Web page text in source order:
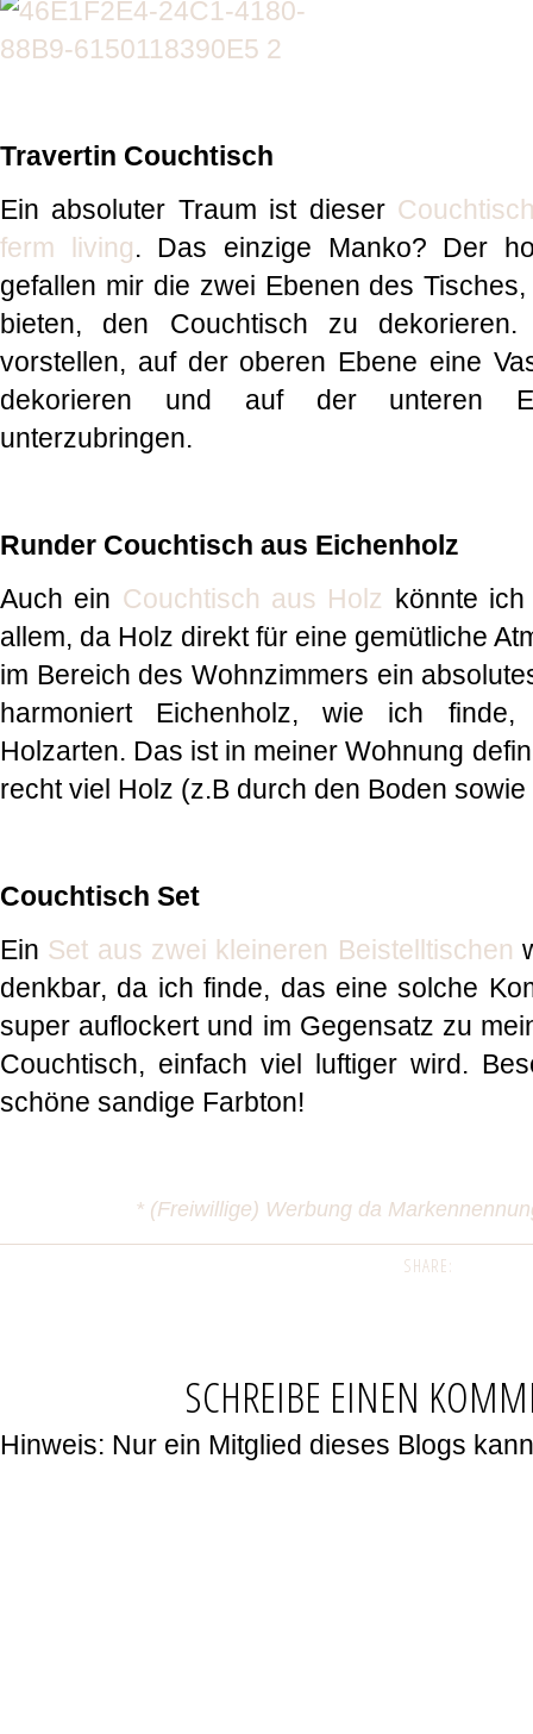
Travertin Couchtisch
Ein absoluter Traum ist dieser
ferm living. Das einzige Manko? Der
gefallen mir die zwei Ebenen des
bieten, den Couchtisch zu
vorstellen, auf der oberen Ebene eine
dekorieren und auf der unteren
unterzubringen.
Runder Couchtisch aus Eichenholz
Auch ein Couchtisch aus Holz könnte
allem, da Holz direkt für eine gemütliche
im Bereich des Wohnzimmers ein
harmoniert Eichenholz, wie ich
Holzarten. Das ist in meiner Wohnung
recht viel Holz (z.B durch den Boden
Couchtisch Set
Ein Set aus zwei kleineren Beistelltischen
denkbar, da ich finde, das eine solche
super auflockert und im Gegensatz zu
Couchtisch, einfach viel luftiger wird.
schöne sandige Farbton!
* (Freiwillige) Werbung da
SHARE:
SCHREIBE EINEN
Hinweis: Nur ein Mitglied dieses Blogs